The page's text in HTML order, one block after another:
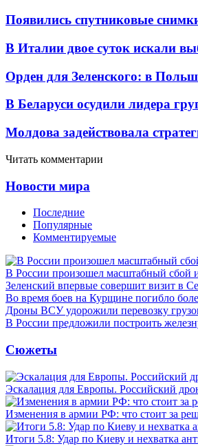
Появились спутниковые
В Италии двое суток искали
Орден для Зеленского: в
В Беларуси осудили лидера
Молдова задействовала
Читать комментарии
Новости мира
Последние
Популярные
Комментируемые
В России произошел масштабный сбой
Зеленский впервые совершит визит в
Во время боев на Курщине погибло
Дроны ВСУ удорожили перевозку
В России предложили построить
Сюжеты
Эскалация для Европы. Российский
Изменения в армии РФ: что стоит за
Итоги 5.8: Удар по Киеву и нехватка